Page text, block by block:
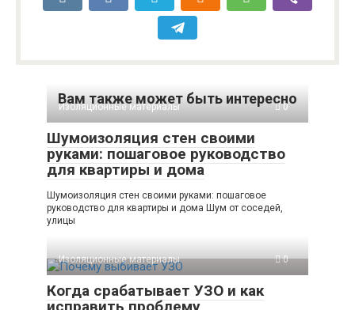
Вам также может быть интересно
Изоляционные материалы 0
Шумоизоляция стен своими
руками: пошаговое руководство
для квартиры и дома
Шумоизоляция стен своими руками: пошаговое
руководство для квартиры и дома Шум от соседей,
улицы
Изоляционные материалы 0
Когда срабатывает УЗО и как
исправить проблему